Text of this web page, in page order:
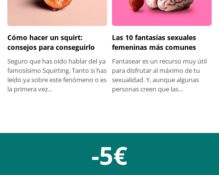
Cómo hacer un squirt:
consejos para conseguirlo
Seguro que has oído hablar del ya
famosísimo Squirting. Tanto si has
leído ya sobre este fenómeno o es
la primera vez...
Las 10 fantasías sexuales
femeninas más comunes
Fantasear es un recurso muy útil
para disfrutar al máximo de tu
sexualidad. Y, aunque algunas
personas creen que las...
-5€